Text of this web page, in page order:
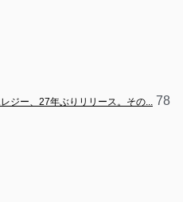
レジー、27年ぶりリリース。その... 78